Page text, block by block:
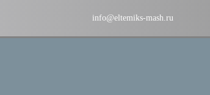
info@eltemiks-mash.ru